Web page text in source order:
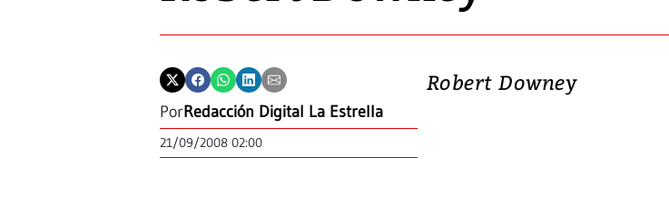
PorRedacción Digital La Estrella
21/09/2008 02:00
Robert Downey